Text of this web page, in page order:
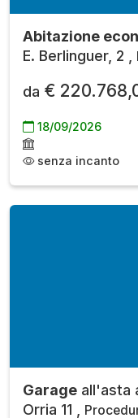
Abitazione
E. Berlinguer, 2 ,
da €
18/09/2026
senza incanto
Garage all'asta
Orria 11 ,